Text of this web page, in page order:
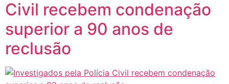
Civil recebem condenação
superior a 90 anos de
reclusão